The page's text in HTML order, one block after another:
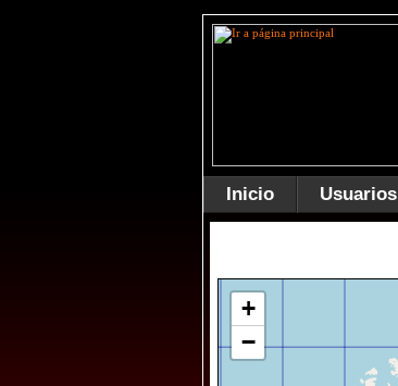
Inicio Usuarios
BR CR DR
+
−